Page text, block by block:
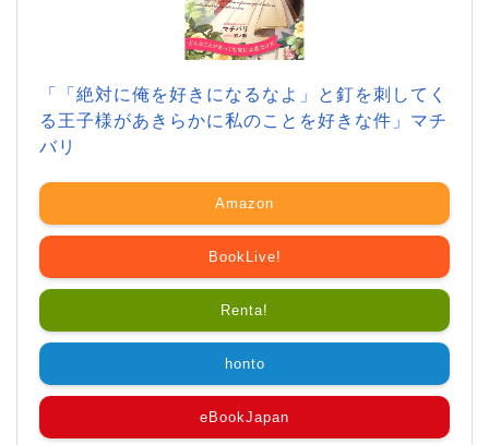
「「絶対に俺を好きになるなよ」と釘を刺してく
る王子様があきらかに私のことを好きな件」マチ
バリ
Amazon
BookLive!
Renta!
honto
eBookJapan